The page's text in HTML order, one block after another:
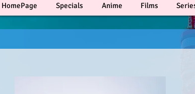
HomePage Specials Anime Films